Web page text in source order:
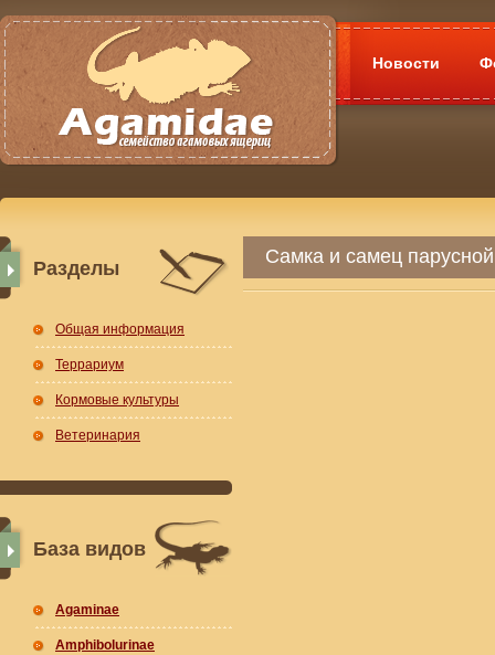
Новости
Разделы
Общая информация
Террариум
Кормовые культуры
Ветеринария
База видов
Agaminae
Amphibolurinae
Самка и самец